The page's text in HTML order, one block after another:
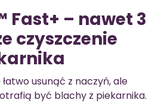
Fast+ – nawet 3
czyszczenie
usunąć z naczyń, ale
być blachy z piekarnika.